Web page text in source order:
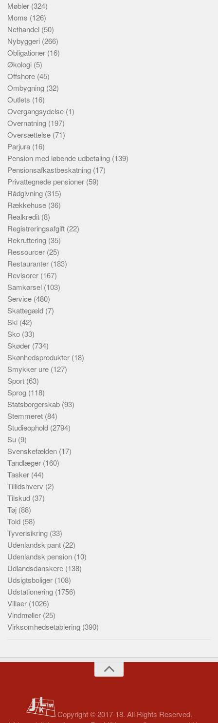
Møbler (324)
Moms (126)
Nethandel (50)
Nybyggeri (266)
Obligationer (16)
Økologi (5)
Offshore (45)
Ombygning (32)
Outlets (16)
Overgangsydelse (1)
Overnatning (197)
Oversættelse (71)
Parjura (16)
Pension med løbende udbetaling (139)
Pensionsafkastbeskatning (17)
Privattegnede pensioner (59)
Rådgivning (315)
Rækkehuse (36)
Realkredit (8)
Registreringsafgift (22)
Rekruttering (35)
Ressourcer (25)
Restauranter (183)
Revisorer (167)
Samkørsel (103)
Service (480)
Skattegæld (7)
Ski (42)
Sko (33)
Skøder (734)
Skønhedsprodukter (18)
Smykker ure (127)
Sport (63)
Sprog (118)
Statsborgerskab (93)
Stemmeret (84)
Studieophold (2794)
Su (9)
Svenskefælden (17)
Tandlæger (160)
Tasker (44)
Tillidshverv (2)
Tilskud (37)
Tøj (88)
Told (58)
Tyverisikring (33)
Udenlandsk pant (22)
Udenlandsk pension (10)
Udlandsdanskere (138)
Udsigtsboliger (108)
Udstationering (1756)
Villaer (1026)
Vindmøller (25)
Virksomhedsetablering (390)
Copyright © 2017-18. All Rights Reserved.